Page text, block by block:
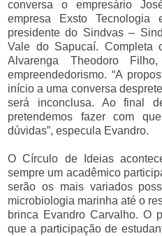
conversa o empresário
empresa Exsto Tecnologia
presidente do Sindvas –
Vale do Sapucaí. Completa
Alvarenga Theodoro
empreendedorismo. “A
início a uma conversa
será inconclusa. Ao final
pretendemos fazer com
dúvidas”, especula Evandro.
O Círculo de Ideias
sempre um acadêmico
serão os mais variados
microbiologia marinha até o
brinca Evandro Carvalho. O
que a participação de